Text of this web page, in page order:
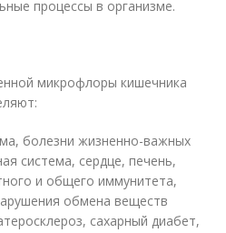
процессы в организме.
микрофлоры кишечника
болезни жизненно-важных
система, сердце, печень,
и общего иммунитета,
обмена веществ
сахарный диабет,